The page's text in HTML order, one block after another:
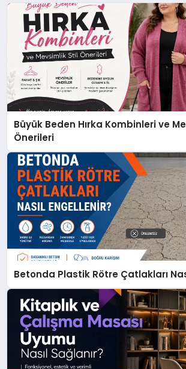
Büyük Beden Hırka Kombinleri ve
Önerileri
Betonda Plastik Rötre Çatlakları